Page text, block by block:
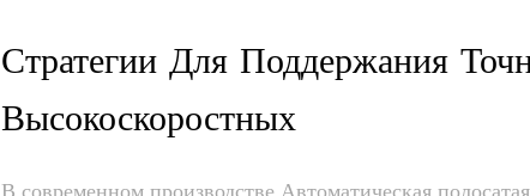
Стратегии Для Поддержания
Высокоскоростных